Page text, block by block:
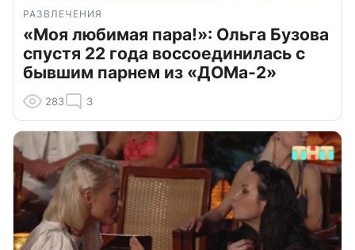
РАЗВЛЕЧЕНИЯ
«Моя любимая пара!»: Ольга Бузова
спустя 22 года воссоединилась с
бывшим парнем из «ДОМа-2»
283 3